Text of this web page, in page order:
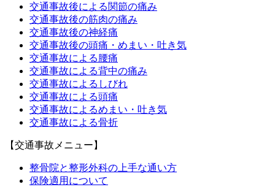
交通事故後による関節の痛み
交通事故後の筋肉の痛み
交通事故後の神経痛
交通事故後の頭痛・めまい・吐き気
交通事故による腰痛
交通事故による背中の痛み
交通事故によるしびれ
交通事故による頭痛
交通事故によるめまい・吐き気
交通事故による骨折
【交通事故メニュー】
整骨院と整形外科の上手な通い方
保険適用について